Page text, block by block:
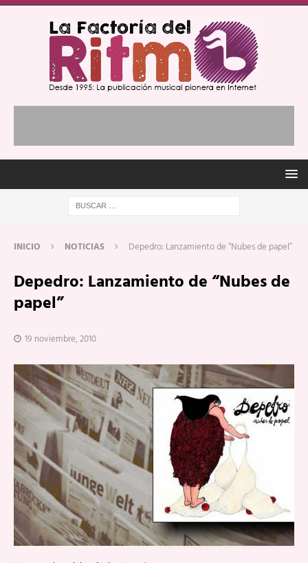
INICIO NOTICIAS Depedro: Lanzamiento de “Nubes de papel”
Depedro: Lanzamiento de “Nubes de
papel”
19 noviembre, 2010